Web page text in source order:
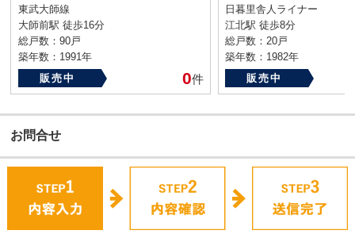
東武大師線
大師前駅 徒歩16分
総戸数：90戸
築年数：1991年
販売中
0件
日暮里舎人ライナー
江北駅 徒歩8分
総戸数：20戸
築年数：1982年
販売中
お問合せ